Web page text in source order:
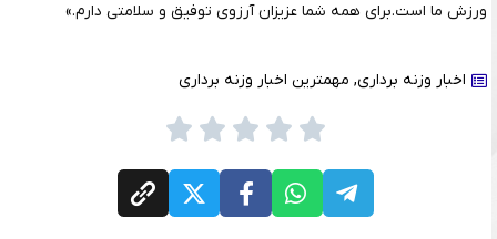
ورزش ما است.برای همه شما عزیزان آرزوی توفیق و سلامتی دارم.»
اخبار وزنه برداری, مهمترین اخبار وزنه برداری